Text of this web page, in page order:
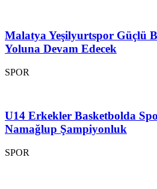
Malatya Yeşilyurtspor Güçlü
Yoluna Devam Edecek
SPOR
U14 Erkekler Basketbolda
Namağlup Şampiyonluk
SPOR